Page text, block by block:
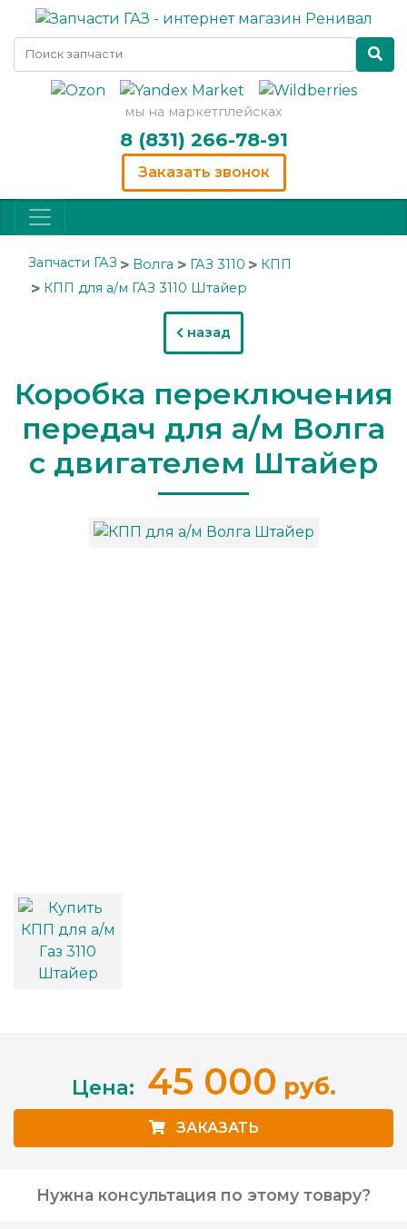
мы на маркетплейсках
8 (831) 266-78-91
Заказать звонок
Запчасти ГАЗ Волга ГАЗ 3110
КПП
КПП для а/м ГАЗ 3110 Штайер
назад
Коробка переключения
передач для а/м Волга
с двигателем Штайер
Цена: 45 000 руб.
ЗАКАЗАТЬ
Нужна консультация по этому товару?